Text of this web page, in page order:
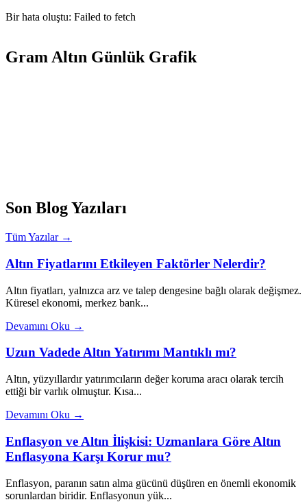
Bir hata oluştu: Failed to fetch
Gram Altın Günlük Grafik
Son Blog Yazıları
Tüm Yazılar →
Altın Fiyatlarını Etkileyen Faktörler Nelerdir?
Altın fiyatları, yalnızca arz ve talep dengesine bağlı olarak değişmez.
Küresel ekonomi, merkez bank...
Devamını Oku →
Uzun Vadede Altın Yatırımı Mantıklı mı?
Altın, yüzyıllardır yatırımcıların değer koruma aracı olarak tercih
ettiği bir varlık olmuştur. Kısa...
Devamını Oku →
Enflasyon ve Altın İlişkisi: Uzmanlara Göre Altın
Enflasyona Karşı Korur mu?
Enflasyon, paranın satın alma gücünü düşüren en önemli ekonomik
sorunlardan biridir. Enflasyonun yük...